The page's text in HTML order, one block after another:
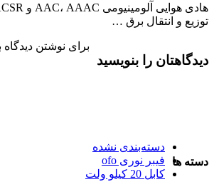
توزیع و انتقال برق …
دیدگاهتان را بنویسید
برای نوشتن دیدگاه
دسته ها
دسته‌بندی نشده
فیبر نوری ofo
کابل 20 کیلو ولت